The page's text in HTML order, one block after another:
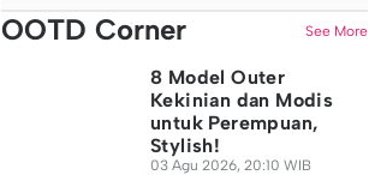
OOTD Corner See More
8 Model Outer
Kekinian dan Modis
untuk Perempuan,
Stylish!
03 Agu 2026, 20:10 WIB